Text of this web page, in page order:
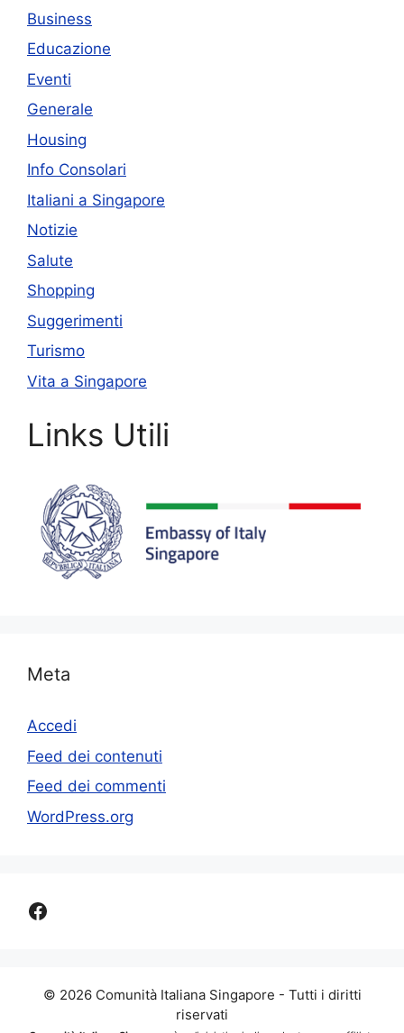
Business
Educazione
Eventi
Generale
Housing
Info Consolari
Italiani a Singapore
Notizie
Salute
Shopping
Suggerimenti
Turismo
Vita a Singapore
Links Utili
Meta
Accedi
Feed dei contenuti
Feed dei commenti
WordPress.org
Facebook
© 2026 Comunità Italiana Singapore - Tutti i diritti
riservati